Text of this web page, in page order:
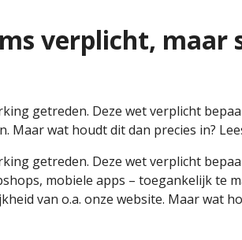
verplicht, maar
getreden. Deze wet verplicht
wat houdt dit dan precies in?
getreden. Deze wet verplicht
mobiele apps – toegankelijk te
van o.a. onze website. Maar wat